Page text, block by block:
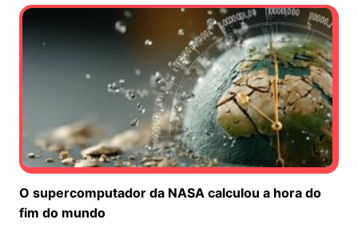
O supercomputador da NASA calculou a hora do
fim do mundo